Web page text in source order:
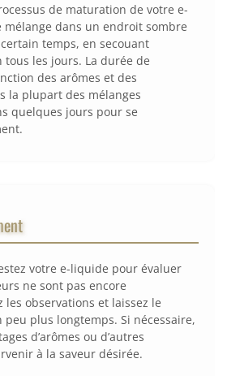
de maturation de votre e-
mélange dans un endroit sombre
temps, en secouant
les jours. La durée de
des arômes et des
la plupart des mélanges
quelques jours pour se
votre e-liquide pour évaluer
ne sont pas encore
les observations et laissez le
plus longtemps. Si nécessaire,
d’arômes ou d’autres
à la saveur désirée.